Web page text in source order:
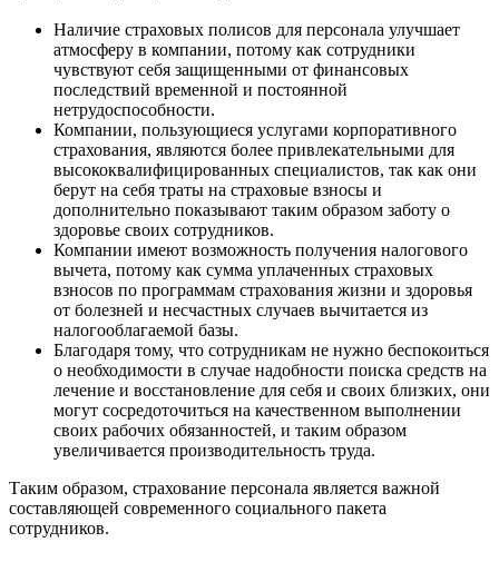
Наличие страховых полисов для персонала улучшает
атмосферу в компании, потому как сотрудники
чувствуют себя защищенными от финансовых
последствий временной и постоянной
нетрудоспособности.
Компании, пользующиеся услугами корпоративного
страхования, являются более привлекательными для
высококвалифицированных специалистов, так как они
берут на себя траты на страховые взносы и
дополнительно показывают таким образом заботу о
здоровье своих сотрудников.
Компании имеют возможность получения налогового
вычета, потому как сумма уплаченных страховых
взносов по программам страхования жизни и здоровья
от болезней и несчастных случаев вычитается из
налогооблагаемой базы.
Благодаря тому, что сотрудникам не нужно беспокоиться
о необходимости в случае надобности поиска средств на
лечение и восстановление для себя и своих близких, они
могут сосредоточиться на качественном выполнении
своих рабочих обязанностей, и таким образом
увеличивается производительность труда.
Таким образом, страхование персонала является важной
составляющей современного социального пакета
сотрудников.